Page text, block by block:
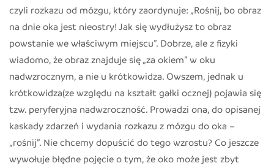
czyli rozkazu od mózgu, który zaordynuje: „Rośnij, bo obraz
na dnie oka jest nieostry! Jak się wydłużysz to obraz
powstanie we właściwym miejscu”. Dobrze, ale z fizyki
wiadomo, że obraz znajduje się „za okiem” w oku
nadwzrocznym, a nie u krótkowidza. Owszem, jednak u
krótkowidza(ze względu na kształt gałki ocznej) pojawia się
tzw. peryferyjna nadwzroczność. Prowadzi ona, do opisanej
kaskady zdarzeń i wydania rozkazu z mózgu do oka –
„rośnij”. Nie chcemy dopuścić do tego wzrostu? Co jeszcze
wywołuje błędne pojęcie o tym, że oko może jest zbyt